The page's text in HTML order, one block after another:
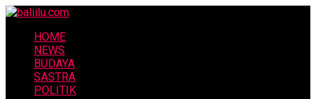
HOME
NEWS
BUDAYA
SASTRA
POLITIK